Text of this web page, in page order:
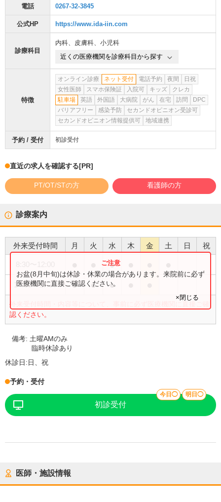
電話 0267-32-3845
公式HP https://www.ida-iin.com
診療科目
内科、 皮膚科、 小児科
近くの医療機関を診療科目から探す
特徴
オンライン診療 ネット受付 電話予約 夜間
日祝
女性医師
スマホ保険証 入院可 キッズ
クレカ
駐車場
英語 外国語 大病院 がん 在宅 訪問
DPC
バリアフリー
感染予防
セカンドオピニオン受診可
セカンドオピニオン情報提供可
地域連携
予約 / 受付 初診受付
直近の求人を確認する[PR]
PT/OT/STの方 看護師の方
診療案内
外来受付時間 月 火 水 木 金 土 日 祝
●
14:30〜17:30 ● ● ●
外来受付時間・内容等について、事前に必ず医療機関に直接ご確
認ください。
お盆(8月中旬)は休診・休業の場合があります。来院前に必ず
医療機関に直接ご確認ください。
×閉じる
備考: 土曜AMのみ
臨時休診あり
休診日:日、祝
予約・受付
初診受付
今日◯ 明日◯
医師・施設情報